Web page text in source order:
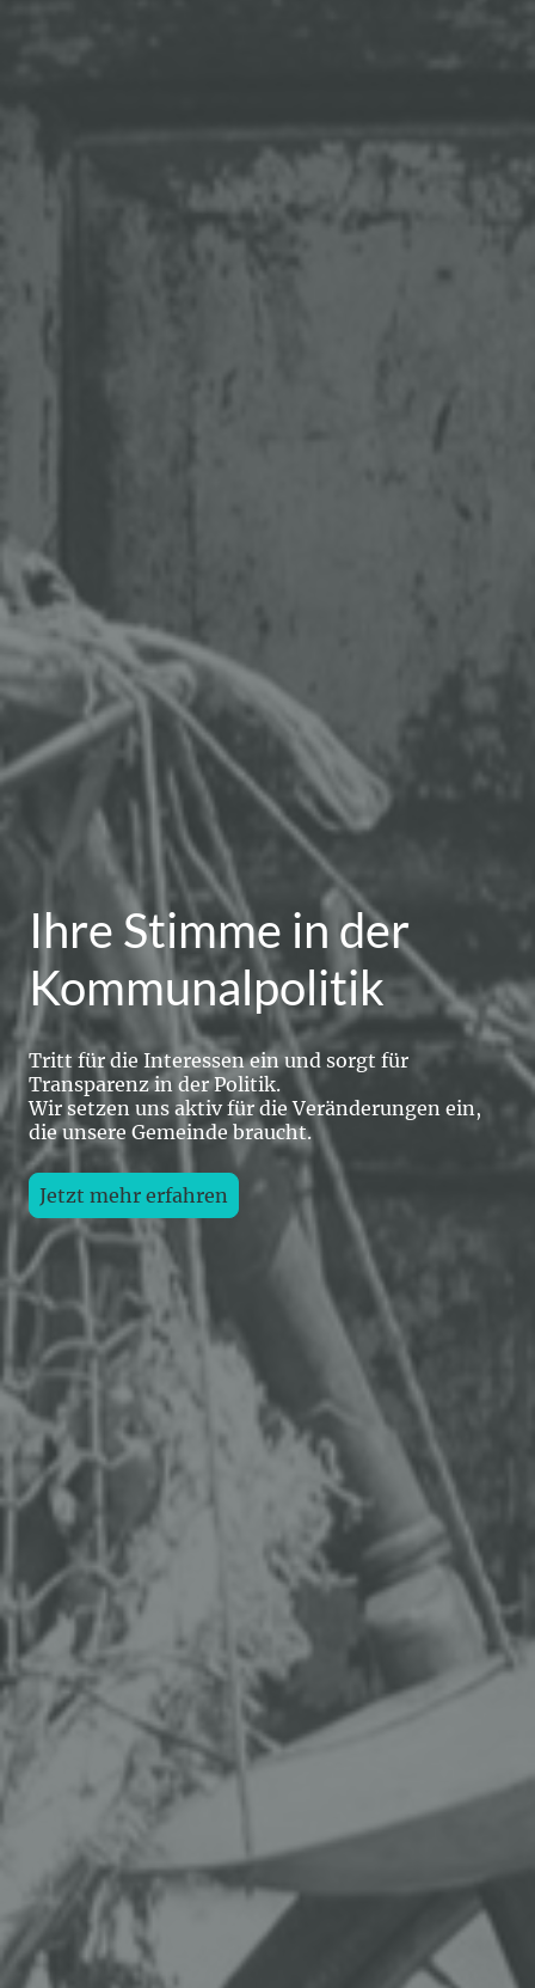
Ihre Stimme in der
Kommunalpolitik
Tritt für die Interessen ein und sorgt für
Transparenz in der Politik.
Wir setzen uns aktiv für die Veränderungen ein,
die unsere Gemeinde braucht.
Jetzt mehr erfahren